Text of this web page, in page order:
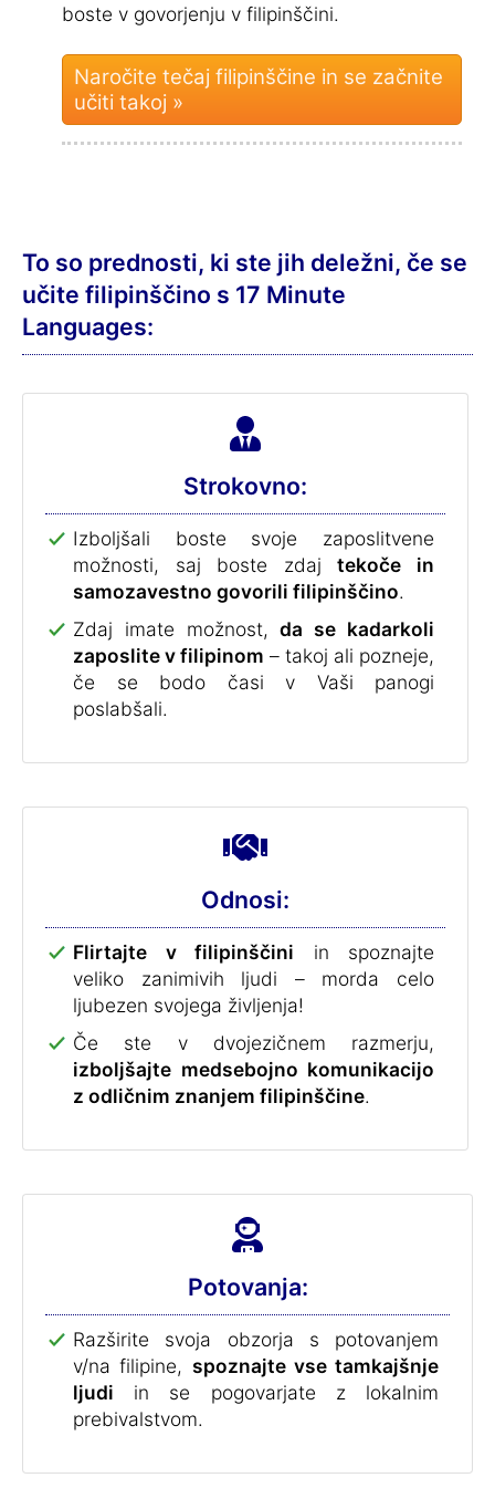
boste v govorjenju v filipinščini.
Naročite tečaj filipinščine in se začnite
učiti takoj »
To so prednosti, ki ste jih deležni, če se
učite filipinščino s 17 Minute
Languages:
Strokovno:
Izboljšali boste svoje zaposlitvene
možnosti, saj boste zdajtekoče in
samozavestno govorili filipinščino.
Zdaj imate možnost,da se kadarkoli
zaposlite v filipinom – takoj ali pozneje,
če se bodo časi v Vaši panogi
poslabšali.
Odnosi:
Flirtajte v filipinščini in spoznajte
veliko zanimivih ljudi – morda celo
ljubezen svojega življenja!
Če ste v dvojezičnem razmerju,
izboljšajte medsebojno komunikacijo
z odličnim znanjem filipinščine.
Potovanja:
Razširite svoja obzorja s potovanjem
v/na filipine, spoznajte vse tamkajšnje
ljudi in se pogovarjate z lokalnim
prebivalstvom.